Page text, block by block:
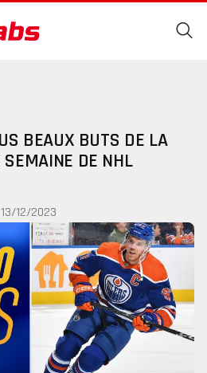
BEAUX BUTS DE LA
SEMAINE DE NHL
13/12/2023